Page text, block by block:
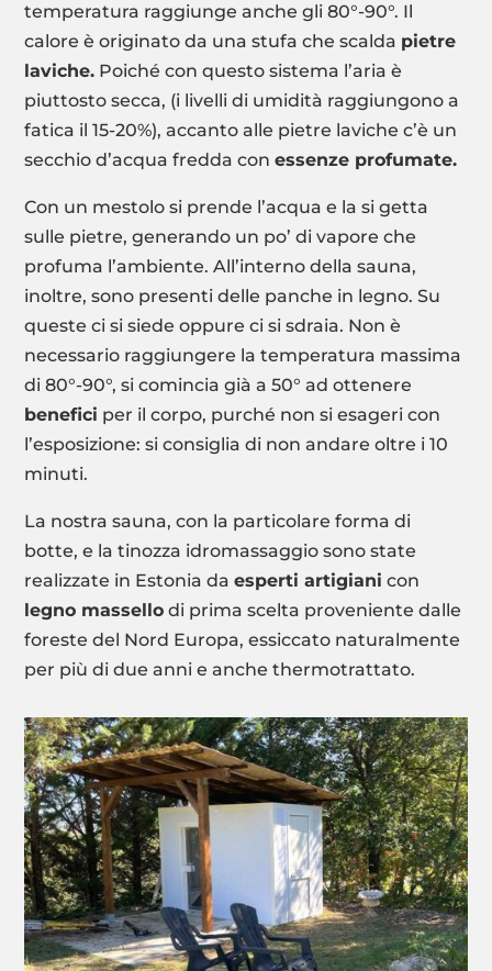
temperatura raggiunge anche gli 80°-90°. Il
calore è originato da una stufa che scalda pietre
laviche. Poiché con questo sistema l’aria è
piuttosto secca, (i livelli di umidità raggiungono a
fatica il 15-20%), accanto alle pietre laviche c’è un
secchio d’acqua fredda conessenze profumate.
Con un mestolo si prende l’acqua e la si getta
sulle pietre, generando un po’ di vapore che
profuma l’ambiente. All’interno della sauna,
inoltre, sono presenti delle panche in legno. Su
queste ci si siede oppure ci si sdraia. Non è
necessario raggiungere la temperatura massima
di 80°-90°, si comincia già a 50° ad ottenere
benefici per il corpo, purché non si esageri con
l’esposizione: si consiglia di non andare oltre i 10
minuti.
La nostra sauna, con la particolare forma di
botte, e la tinozza idromassaggio sono state
realizzate in Estonia daesperti artigiani con
legno massello di prima scelta proveniente dalle
foreste del Nord Europa, essiccato naturalmente
per più di due anni e anche thermotrattato.